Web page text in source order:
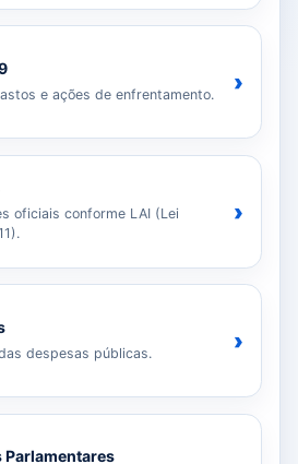
e ações de enfrentamento. ›
oficiais conforme LAI (Lei
›
despesas públicas. ›
Parlamentares